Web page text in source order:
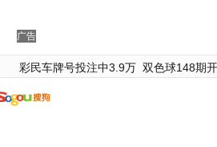
广告
彩民车牌号投注中3.9万 双色球148期